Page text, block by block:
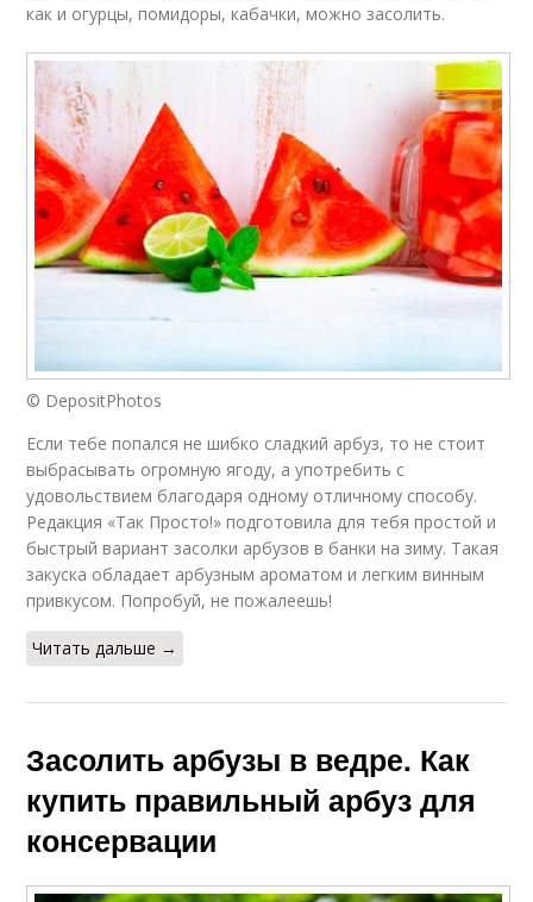
как и огурцы, помидоры, кабачки, можно засолить.
© DepositPhotos
Если тебе попался не шибко сладкий арбуз, то не стоит
выбрасывать огромную ягоду, а употребить с
удовольствием благодаря одному отличному способу.
Редакция «Так Просто!» подготовила для тебя простой и
быстрый вариант засолки арбузов в банки на зиму. Такая
закуска обладает арбузным ароматом и легким винным
привкусом. Попробуй, не пожалеешь!
Читать дальше →
Засолить арбузы в ведре. Как
купить правильный арбуз для
консервации